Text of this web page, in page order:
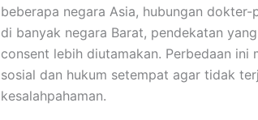
beberapa negara Asia, hubungan
di banyak negara Barat, pendekatan
consent lebih diutamakan. Perbedaan
sosial dan hukum setempat agar tidak
kesalahpahaman.